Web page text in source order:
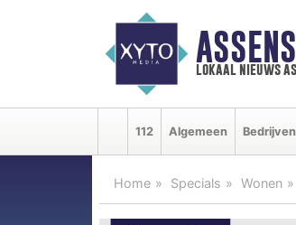
lokaal nieuws
112 Algemeen
Home Specials Wonen